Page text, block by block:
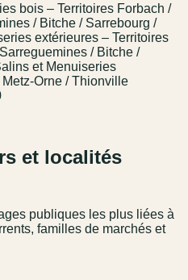
bois – Territoires Forbach /
/ Bitche / Sarrebourg /
extérieures – Territoires
/ Bitche /
et Menuiseries
Orne / Thionville
et localités
publiques les plus liées à
familles de marchés et